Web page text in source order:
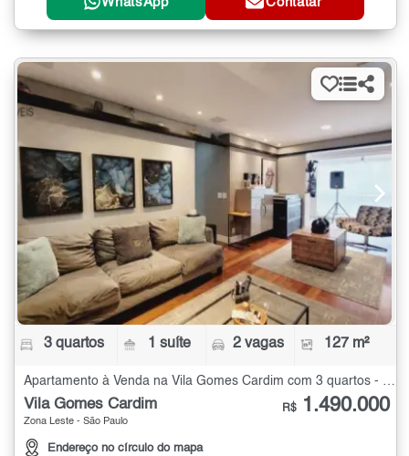
3 quartos 1 suíte 2 vagas 127 m²
Apartamento à Venda na Vila Gomes Cardim com 3 quartos - 127 m²
Vila Gomes Cardim
Zona Leste - São Paulo
Endereço no círculo do mapa
R$ 1.490.000